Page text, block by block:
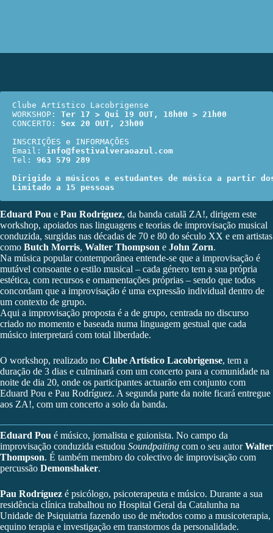
Clube Artístico Lacobrigense
WORKSHOP: Ter 17 > Qui 19 OUT, 18h00 > 21h00
CONCERTO: Sex 20 OUT, 23h00
INSCRIÇÕES e INFORMAÇÕES
Email: info@festivalveraoazul.com
Tel: 963 579 289
Dirigido a músicos e estudantes de música a partir
Limitado a 15 pessoas
Eduard Pou e Pau Rodríguez, da banda catalã ZA!, dirigem este
workshop, apoiados nas linguagens e teorias de improvisação musical
conduzida, surgidas nas décadas de 70 e 80 do século XX e em artistas
como Butch Morris, Walter Thompson e John Zorn.
Na música popular contemporânea entende-se que a improvisação é
mutável consoante o estilo musical – cada género tem a sua própria
estética, com recursos e ornamentações próprias – sendo que todos
concordam que a improvisação é uma expressão individual dentro de
um contexto de grupo.
Aqui a improvisação proposta é a de grupo, centrada no discurso
criado no momento e baseada numa linguagem gestual que cada
músico interpretará com total liberdade.
O workshop, realizado no Clube Artístico Lacobrigense, tem a
duração de 3 dias e culminará com um concerto para a comunidade na
noite de dia 20, onde os participantes actuarão em conjunto com
Eduard Pou e Pau Rodríguez. A segunda parte da noite ficará entregue
aos ZA!, com um concerto a solo da banda.
Eduard Pou é músico, jornalista e guionista. No campo da
improvisação conduzida estudou Soundpaiting com o seu autorWalter
Thompson. É também membro do colectivo de improvisação com
percussão Demonshaker.
Pau Rodríguez é psicólogo, psicoterapeuta e músico. Durante a sua
residência clínica trabalhou no Hospital Geral da Catalunha na
Unidade de Psiquiatria fazendo uso de métodos como a musicoterapia,
equino terapia e investigação em transtornos da personalidade.